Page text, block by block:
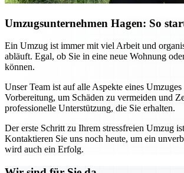
Umzugsunternehmen Hagen: So
Ein Umzug ist immer mit viel Arbeit und
abläuft. Egal, ob Sie in eine neue Wohnung
können.
Unser Team ist auf alle Aspekte eines
Vorbereitung, um Schäden zu vermeiden und
professionelle Unterstützung, die Sie erhalten.
Der erste Schritt zu Ihrem stressfreien Umzug
Kontaktieren Sie uns noch heute, um ein
wird auch ein Erfolg.